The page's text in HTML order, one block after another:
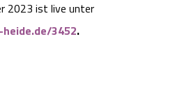
2023 ist live unter
3452.